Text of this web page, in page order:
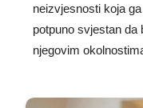
neizvjesnosti koja
potpuno svjestan da
njegovim